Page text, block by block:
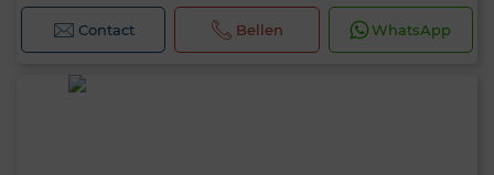
Contact Bellen WhatsApp